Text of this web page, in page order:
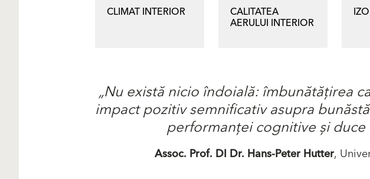
CLIMAT INTERIOR CALITATEA
AERULUI INTERIOR
„Nu există nicio îndoială: îmbunătățirea
impact pozitiv semnificativ asupra
performanței cognitive și duce
Assoc. Prof. DI Dr. Hans-Peter Hutter,